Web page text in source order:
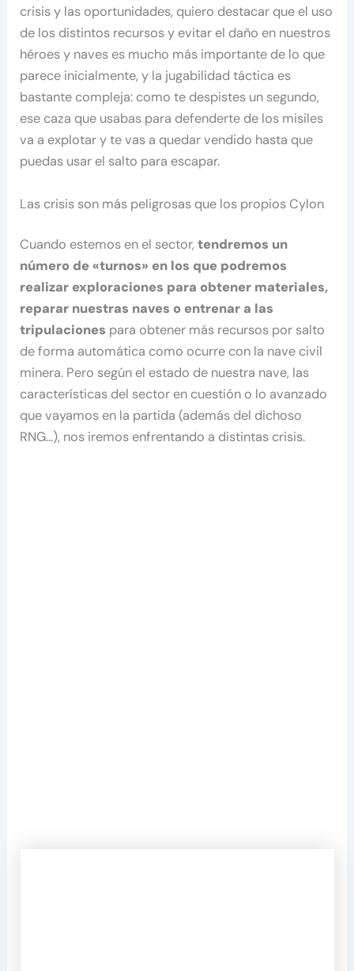
crisis y las oportunidades, quiero destacar que el uso
de los distintos recursos y evitar el daño en nuestros
héroes y naves es mucho más importante de lo que
parece inicialmente, y la jugabilidad táctica es
bastante compleja: como te despistes un segundo,
ese caza que usabas para defenderte de los misiles
va a explotar y te vas a quedar vendido hasta que
puedas usar el salto para escapar.
Las crisis son más peligrosas que los propios Cylon
Cuando estemos en el sector,tendremos un
número de «turnos» en los que podremos
realizar exploraciones para obtener materiales,
reparar nuestras naves o entrenar a las
tripulaciones para obtener más recursos por salto
de forma automática como ocurre con la nave civil
minera. Pero según el estado de nuestra nave, las
características del sector en cuestión o lo avanzado
que vayamos en la partida (además del dichoso
RNG…), nos iremos enfrentando a distintas crisis.